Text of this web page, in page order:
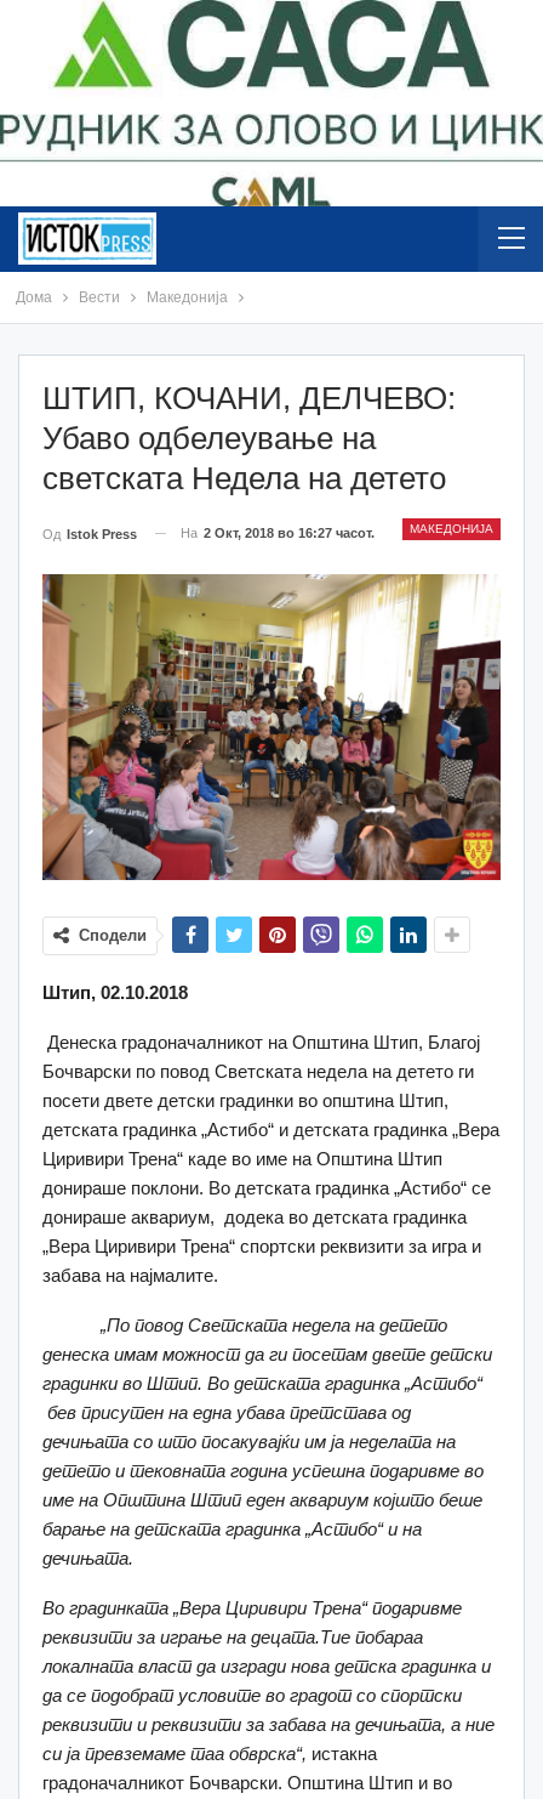
Дома Вести Македонија
ШТИП, КОЧАНИ, ДЕЛЧЕВО:
Убаво одбелеување на
светската Недела на детето
МАКЕДОНИЈА
Од Istok Press На 2 Окт, 2018 во 16:27 часот.
Сподели
Штип, 02.10.2018
Денеска градоначалникот на Општина Штип, Благој
Бочварски по повод Светската недела на детето ги
посети двете детски градинки во општина Штип,
детската градинка „Астибо“ и детската градинка „Вера
Циривири Трена“ каде во име на Општина Штип
донираше поклони. Во детската градинка „Астибо“ се
донираше аквариум, додека во детската градинка
„Вера Циривири Трена“ спортски реквизити за игра и
забава на најмалите.
„По повод Светската недела на детето
денеска имам можност да ги посетам двете детски
градинки во Штип. Во детската градинка „Астибо“
бев присутен на една убава претстава од
дечињата со што посакувајќи им ја неделата на
детето и тековната година успешна подаривме во
име на Општина Штип еден аквариум којшто беше
барање на детската градинка „Астибо“ и на
дечињата.
Во градинката „Вера Циривири Трена“ подаривме
реквизити за играње на децата.Тие побараа
локалната власт да изгради нова детска градинка и
да се подобрат условите во градот со спортски
реквизити и реквизити за забава на дечињата, а ние
си ја превземаме таа обврска“, истакна
градоначалникот Бочварски. Општина Штип и во